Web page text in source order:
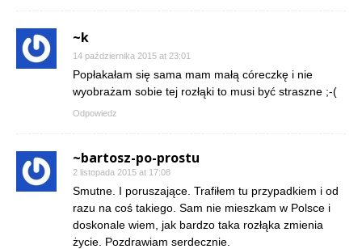
~k
14 października 2015 at 23:01
Popłakałam się sama mam małą córeczkę i nie
wyobrażam sobie tej rozłąki to musi być straszne ;-(
Odpowiedz
~bartosz-po-prostu
2 listopada 2015 at 17:08
Smutne. I poruszające. Trafiłem tu przypadkiem i od
razu na coś takiego. Sam nie mieszkam w Polsce i
doskonale wiem, jak bardzo taka rozłąka zmienia
życie. Pozdrawiam serdecznie.